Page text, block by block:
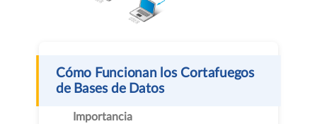
Cómo Funcionan los Cortafuegos
de Bases de Datos
Importancia